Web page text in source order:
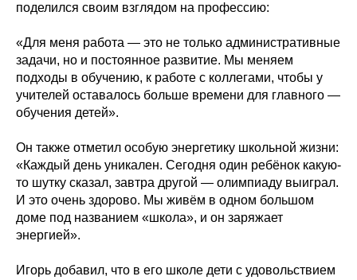
поделился своим взглядом на профессию:
«Для меня работа — это не только административные
задачи, но и постоянное развитие. Мы меняем
подходы в обучению, к работе с коллегами, чтобы у
учителей оставалось больше времени для главного —
обучения детей».
Он также отметил особую энергетику школьной жизни:
«Каждый день уникален. Сегодня один ребёнок какую-
то шутку сказал, завтра другой — олимпиаду выиграл.
И это очень здорово. Мы живём в одном большом
доме под названием «школа», и он заряжает
энергией».
Игорь добавил, что в его школе дети с удовольствием